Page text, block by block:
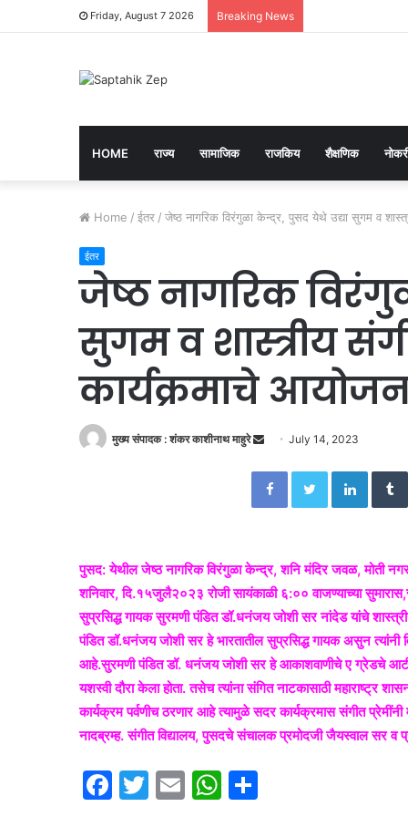
Friday, August 7 2026 Breaking News
HOME राज्य सामाजिक राजकिय शैक्षणिक
Home / ईतर / जेष्ठ नागरिक विरंगुळा केन्द्र, पुसद येथे उद्या सुगम व
ईतर
जेष्ठ नागरिक
सुगम व शास्त्रीय
कार्यक्रमाचे
मुख्य संपादक : शंकर काशीनाथ माहुरे
n
e
m
a
i
l
July 14, 2023
Facebook Twitter LinkedIn
पुसद: येथील जेष्ठ नागरिक विरंगुळा केन्द्र, शनि मंदिर जवळ, मोती
शनिवार, दि.१५जुलै२०२३ रोजी सायंकाळी ६:०० वाजण्याच्या
सुप्रसिद्ध गायक सुरमणी पंडित डॉ.धनंजय जोशी सर नांदेड यांचे
पंडित डॉ.धनंजय जोशी सर हे भारतातील सुप्रसिद्ध गायक असुन त्यांनी
आहे.सुरमणी पंडित डॉ. धनंजय जोशी सर हे आकाशवाणीचे ए ग्रेडचे
यशस्वी दौरा केला होता. तसेच त्यांना संगित नाटकासाठी महाराष्ट्र
कार्यक्रम पर्वणीच ठरणार आहे त्यामुळे सदर कार्यक्रमास संगीत
नादब्रम्ह. संगीत विद्यालय, पुसदचे संचालक प्रमोदजी जैयस्वाल सर
F
T
E
W